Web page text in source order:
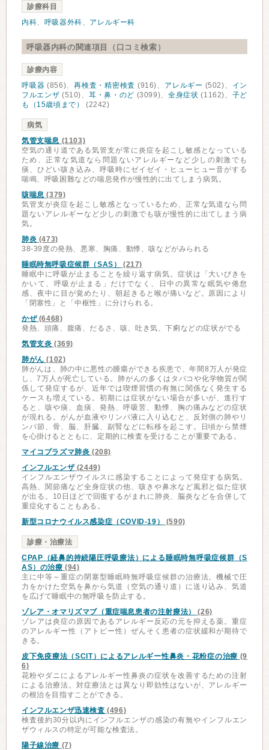
診療科目
内科、 呼吸器外科、 アレルギー科
呼吸器内科の関連項目（口コミ検索）
診療内容
呼吸器 (856)、再検査・精密検査 (916)、 アレルギー (502)、 イン
フルエンザ (510)、 耳・鼻・のど (3099)、 全身症状 (1162)、 子ど
も（15歳頃まで）
(2242)
病気
気管支喘息 (1103)
空気の通り道である気管支が常に炎症を起こし敏感となっている
ため、正常な気道なら問題ないアレルギーなど少しの刺激でも
痰、ひどい咳き込み、呼吸時にゼイゼイ・ヒューヒュー音がする
喘鳴、呼吸困難などの喘息発作が慢性的に出てしまう病気。
咳喘息 (379)
気管支が炎症を起こし敏感となっているため、正常な気道なら問
題ないアレルギーなど少しの刺激でも咳が慢性的に出てしまう病
気。
肺炎 (473)
38-39度の発熱、悪寒、胸痛、動悸、咳などがみられる
睡眠時無呼吸症候群（SAS）
(217)
睡眠中に呼吸が止まることを繰り返す病気。症状は「大いびきを
かいて、呼吸が止まる」だけでなく、日中の異常な眠気や倦怠
感、夜中に目が覚めたり、朝起きると喉が痛いなど。原因により
「閉塞性」と「中枢性」に分けられる。
かぜ(6468)
発熱、頭痛、腹痛、だるさ、咳、吐き気、下痢などの症状がでる
気管支炎 (369)
肺がん (102)
肺がんは、肺の中に悪性の腫瘍ができる疾患で、年間8万人が発症
し、7万人が死亡している。肺がんの多くはタバコや化学物質が関
係して発症するが、近年では喫煙習慣の有無に関係なく発生する
ケースも増えている。初期には症状がない場合が多いが、進行す
ると、咳や痰、血痰、発熱、呼吸苦、動悸、胸の痛みなどの症状
が現れる。がんが血液やリンパ液に入り込むと、反対側の肺やリ
ンパ節、骨、脳、肝臓、副腎などに転移を起こす。日頃から禁煙
を心掛けるとともに、定期的に検査を受けることが重要である。
マイコプラズマ肺炎 (208)
インフルエンザ(2449)
インフルエンザウイルスに感染することによって発症する病気。
高熱、関節痛など全身症状の他、咳きや鼻水など風邪と似た症状
が出る。10日ほどで回復するがまれに肺炎、脳炎などを合併して
重症化することもある。
新型コロナウイルス感染症（COVID-19）
(590)
診療・治療法
CPAP（経鼻的持続陽圧呼吸療法）による睡眠時無呼吸症候群（S
AS）の治療 (94)
主に中等～重症の閉塞型睡眠時無呼吸症候群の治療法。機械で圧
力をかけた空気を鼻から気道（空気の通り道）に送り込み、気道
を広げて睡眠中の無呼吸を防止する。
ゾレア・オマリズマブ（重症喘息患者の注射療法）
(26)
ゾレアは炎症の原因であるアレルギー反応の元を抑える薬。重症
のアレルギー性（アトピー性）ぜんそく患者の症状緩和が期待で
きる。
皮下免疫療法（SCIT）によるアレルギー性鼻炎・花粉症の治療 (9
6)
花粉やダニによるアレルギー性鼻炎の症状を改善するための注射
による治療法。対症療法とは異なり即効性はないが、アレルギー
の根治を目指すことができる。
インフルエンザ迅速検査 (496)
検査後約30分以内にインフルエンザの感染の有無やインフルエン
ザウィルスの特定が可能な検査法。
陽子線治療 (7)